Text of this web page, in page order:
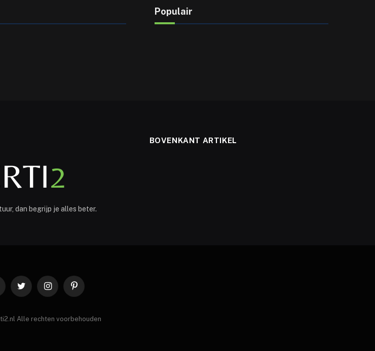
Populair
dan begrijp je alles beter.
BOVENKANT ARTIKEL
Twitter InstagramPinterest
Alle rechten voorbehouden